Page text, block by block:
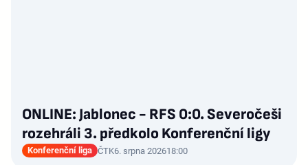
ONLINE: Jablonec - RFS 0:0. Severočeši
rozehráli 3. předkolo Konferenční ligy
Konferenční liga ČTK6. srpna 202618:00